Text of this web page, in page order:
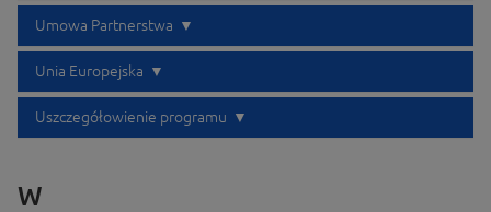
Umowa Partnerstwa
Unia Europejska
Uszczegółowienie programu
W